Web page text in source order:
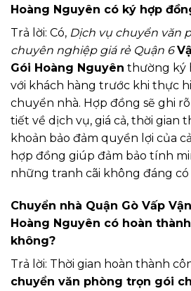
Hoàng Nguyên có ký hợp
Trả lời: Có, Dịch vụ chuyển văn
chuyên nghiệp giá rẻ Quận 6
Gói Hoàng Nguyên thường ký
với khách hàng trước khi thực
chuyển nhà. Hợp đồng sẽ ghi
tiết về dịch vụ, giá cả, thời gian
khoản bảo đảm quyền lợi của
hợp đồng giúp đảm bảo tính
những tranh cãi không đáng có
Chuyển nhà Quận Gò Vấp
Hoàng Nguyên có hoàn
không?
Trả lời: Thời gian hoàn thành
chuyển văn phòng trọn gói